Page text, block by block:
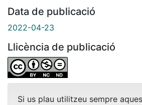
Data de publicació
2022-04-23
Llicència de publicació
Si us plau utilitzeu sempre